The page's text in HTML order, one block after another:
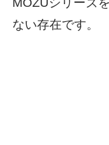
ない存在です。